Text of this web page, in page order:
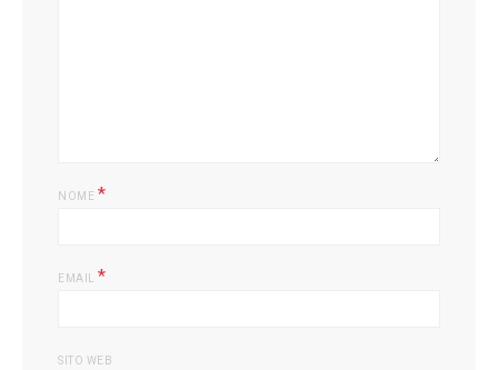
NOME *
EMAIL *
SITO WEB